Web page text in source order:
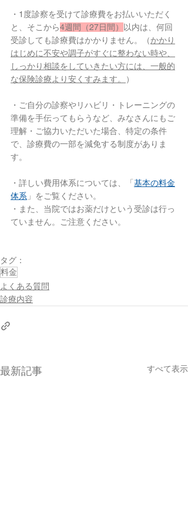
・1度診察を受けて診療費をお払いいただく
と、そこから4週間（27日間）
以内は、何回
受診しても診療費はかかりません。（かかり
はじめに不安や調子がすぐに整わない時や、
しっかり相談をしていきたい方には、一般的
な保険診療より安くすみます。
）
・ご自分の診察やリハビリ・トレーニングの
準備を手伝ってもらうなど、みなさんにもご
理解・ご協力いただいた場合、特定の条件
で、診療費の一部を減免する制度がありま
す。
・詳しい費用体系については、「 基本の料金
体系 」をご覧ください。
・また、当院ではお薬だけという受診は行っ
ていません。ご注意ください。
タグ：
料金
よくある質問
診療内容
最新記事 すべて表示